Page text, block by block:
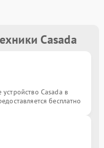
Casada
Casada в
бесплатно